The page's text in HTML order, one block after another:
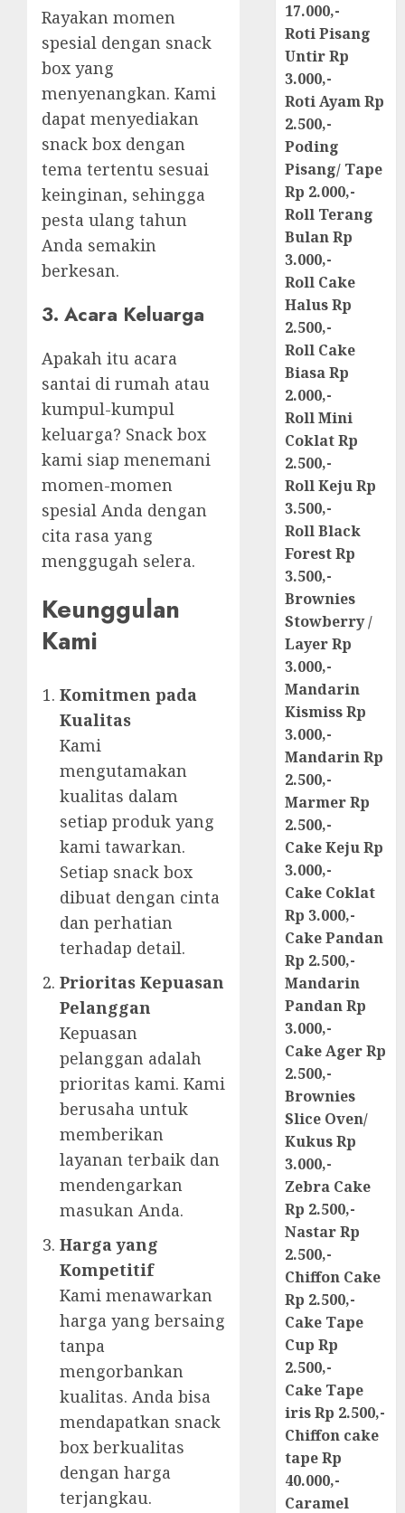
Rayakan momen
spesial dengan snack
box yang
menyenangkan. Kami
dapat menyediakan
snack box dengan
tema tertentu sesuai
keinginan, sehingga
pesta ulang tahun
Anda semakin
berkesan.
3. Acara Keluarga
Apakah itu acara
santai di rumah atau
kumpul-kumpul
keluarga? Snack box
kami siap menemani
momen-momen
spesial Anda dengan
cita rasa yang
menggugah selera.
Keunggulan
Kami
Komitmen pada
Kualitas
Kami
mengutamakan
kualitas dalam
setiap produk yang
kami tawarkan.
Setiap snack box
dibuat dengan cinta
dan perhatian
terhadap detail.
Prioritas Kepuasan
Pelanggan
Kepuasan
pelanggan adalah
prioritas kami. Kami
berusaha untuk
memberikan
layanan terbaik dan
mendengarkan
masukan Anda.
Harga yang
Kompetitif
Kami menawarkan
harga yang bersaing
tanpa
mengorbankan
kualitas. Anda bisa
mendapatkan snack
box berkualitas
dengan harga
terjangkau.
17.000,-
Roti Pisang
Untir Rp
3.000,-
Roti Ayam Rp
2.500,-
Poding
Pisang/ Tape
Rp 2.000,-
Roll Terang
Bulan Rp
3.000,-
Roll Cake
Halus Rp
2.500,-
Roll Cake
Biasa Rp
2.000,-
Roll Mini
Coklat Rp
2.500,-
Roll Keju Rp
3.500,-
Roll Black
Forest Rp
3.500,-
Brownies
Stowberry /
Layer Rp
3.000,-
Mandarin
Kismiss Rp
3.000,-
Mandarin Rp
2.500,-
Marmer Rp
2.500,-
Cake Keju Rp
3.000,-
Cake Coklat
Rp 3.000,-
Cake Pandan
Rp 2.500,-
Mandarin
Pandan Rp
3.000,-
Cake Ager Rp
2.500,-
Brownies
Slice Oven/
Kukus Rp
3.000,-
Zebra Cake
Rp 2.500,-
Nastar Rp
2.500,-
Chiffon Cake
Rp 2.500,-
Cake Tape
Cup Rp
2.500,-
Cake Tape
iris Rp 2.500,-
Chiffon cake
tape Rp
40.000,-
Caramel